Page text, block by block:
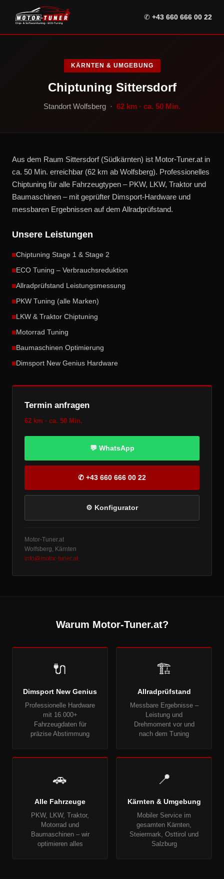
✆ +43 660 666 00 22
KÄRNTEN & UMGEBUNG
Chiptuning Sittersdorf
Standort Wolfsberg · 62 km · ca. 50 Min.
Aus dem Raum Sittersdorf (Südkärnten) ist Motor-Tuner.at in
ca. 50 Min. erreichbar (62 km ab Wolfsberg). Professionelles
Chiptuning für alle Fahrzeugtypen – PKW, LKW, Traktor und
Baumaschinen – mit geprüfter Dimsport-Hardware und
messbaren Ergebnissen auf dem Allradprüfstand.
Unsere Leistungen
Chiptuning Stage 1 & Stage 2
ECO Tuning – Verbrauchsreduktion
Allradprüfstand Leistungsmessung
PKW Tuning (alle Marken)
LKW & Traktor Chiptuning
Motorrad Tuning
Baumaschinen Optimierung
Dimsport New Genius Hardware
Termin anfragen
62 km · ca. 50 Min.
💬 WhatsApp
✆ +43 660 666 00 22
⚙ Konfigurator
Motor-Tuner.at
Wolfsberg, Kärnten
info@motor-tuner.at
Warum Motor-Tuner.at?
🔌
Dimsport New Genius
Professionelle Hardware
mit 16.000+
Fahrzeugdaten für
präzise Abstimmung
🏗
Allradprüfstand
Messbare Ergebnisse –
Leistung und
Drehmoment vor und
nach dem Tuning
🚗
Alle Fahrzeuge
PKW, LKW, Traktor,
Motorrad und
Baumaschinen – wir
optimieren alles
📍
Kärnten & Umgebung
Mobiler Service im
gesamten Kärnten,
Steiermark, Osttirol und
Salzburg